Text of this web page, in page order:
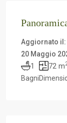
Aggiornato il:
20 Maggio
1
Bagni
72 m